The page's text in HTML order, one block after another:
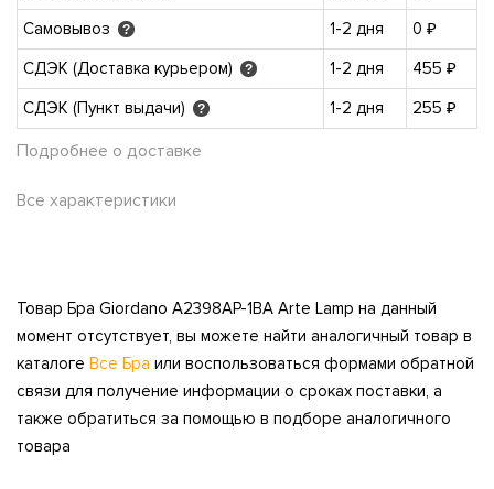
Самовывоз
? 1-2 дня
0 ₽
СДЭК (Доставка курьером)
? 1-2 дня
455 ₽
СДЭК (Пункт выдачи)
? 1-2 дня 255 ₽
Подробнее о доставке
Все характеристики
Товар Бра Giordano A2398AP-1BA Arte Lamp на данный
момент отсутствует, вы можете найти аналогичный товар в
каталоге Все Бра или воспользоваться формами обратной
связи для получение информации о сроках поставки, а
также обратиться за помощью в подборе аналогичного
товара